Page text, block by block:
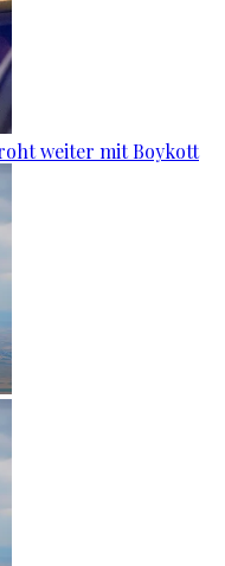
weiter mit Boykott